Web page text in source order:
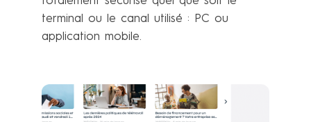
terminal ou le canal utilisé : PC ou
application mobile.